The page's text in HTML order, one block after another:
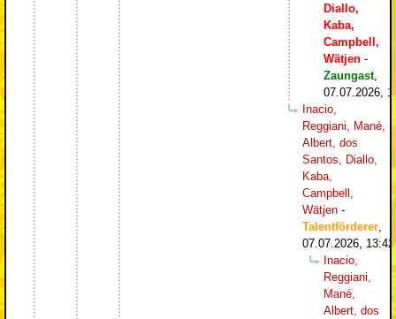
Diallo,
Kaba,
Campbell,
Wätjen -
Zaungast,
07.07.2026,
Inacio,
Reggiani, Mané,
Albert, dos
Santos, Diallo,
Kaba,
Campbell,
Wätjen -
Talentförderer
07.07.2026, 13:42
Inacio,
Reggiani,
Mané,
Albert, dos